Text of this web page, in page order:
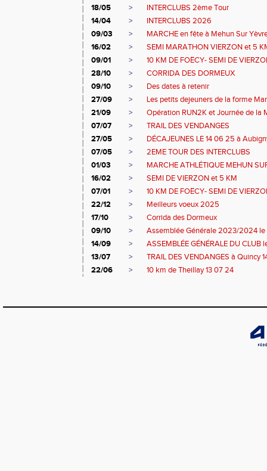
18/05
>
INTERCLUBS 2ème Tour
14/04
>
INTERCLUBS 2026
09/03
>
MARCHE en fête à Mehun Sur
16/02
>
SEMI MARATHON VIERZON et 5
09/01
>
10 KM DE FOËCY- SEMI DE
28/10
>
CORRIDA DES DORMEUX
09/10
>
Des dates à retenir
27/09
>
Les petits dejeuners de la forme
21/09
>
Opération RUN2K et Journée de la
07/07
>
TRAIL DES VENDANGES
27/05
>
DÉCAJEUNES LE 14 06 25 à
07/05
>
2EME TOUR DES INTERCLUBS
01/03
>
MARCHE ATHLÉTIQUE MEHUN
16/02
>
SEMI DE VIERZON et 5 KM
07/01
>
10 KM DE FOËCY- SEMI DE
22/12
>
Meilleurs voeux 2025
17/10
>
Corrida des Dormeux
09/10
>
Assemblée Générale 2023/2024
14/09
>
ASSEMBLÉE GÉNÉRALE DU CLUB
13/07
>
TRAIL DES VENDANGES à Quincy
22/06
> 10 km de Theillay 13 07 24